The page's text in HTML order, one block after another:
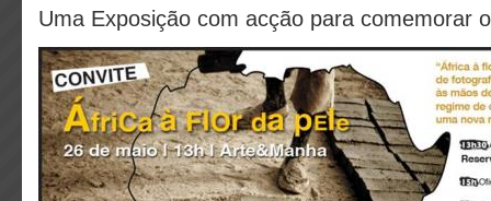
Uma Exposição com acção para comemorar